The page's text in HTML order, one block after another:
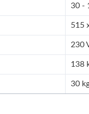
30 -
515
230
138
30